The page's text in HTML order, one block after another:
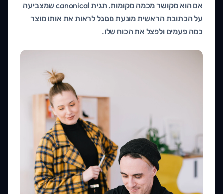
אם הוא מקושר מכמה מקומות. תגית canonical שמצביעה
על הכתובת הראשית מונעת מגוגל לראות את אותו מוצר
כמה פעמים ולפצל את הכוח שלו.